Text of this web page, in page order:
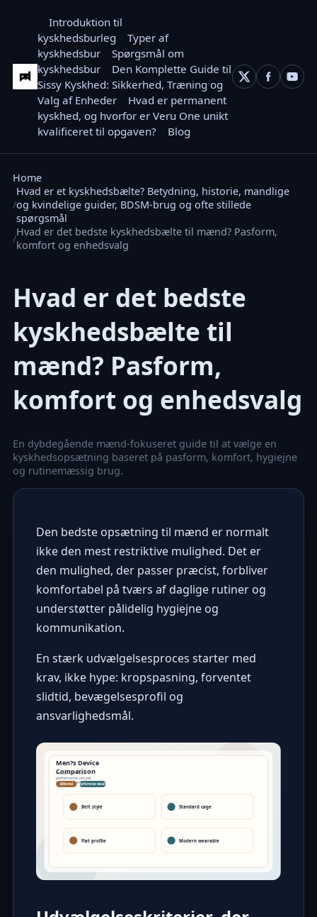
Introduktion til
kyskhedsburleg
Typer af
kyskhedsbur
Spørgsmål om
kyskhedsbur
Den Komplette Guide til
Sissy Kyskhed: Sikkerhed, Træning og
Valg af Enheder
Hvad er permanent
kyskhed, og hvorfor er Veru One unikt
kvalificeret til opgaven?
Blog
Home
Hvad er et kyskhedsbælte? Betydning, historie, mandlige
og kvindelige guider, BDSM-brug og ofte stillede
spørgsmål
Hvad er det bedste kyskhedsbælte til mænd? Pasform,
komfort og enhedsvalg
Hvad er det bedste
kyskhedsbælte til
mænd? Pasform,
komfort og enhedsvalg
En dybdegående mænd-fokuseret guide til at vælge en
kyskhedsopsætning baseret på pasform, komfort, hygiejne
og rutinemæssig brug.
Den bedste opsætning til mænd er normalt
ikke den mest restriktive mulighed. Det er
den mulighed, der passer præcist, forbliver
komfortabel på tværs af daglige rutiner og
understøtter pålidelig hygiejne og
kommunikation.
En stærk udvælgelsesproces starter med
krav, ikke hype: kropspasning, forventet
slidtid, bevægelsesprofil og
ansvarlighedsmål.